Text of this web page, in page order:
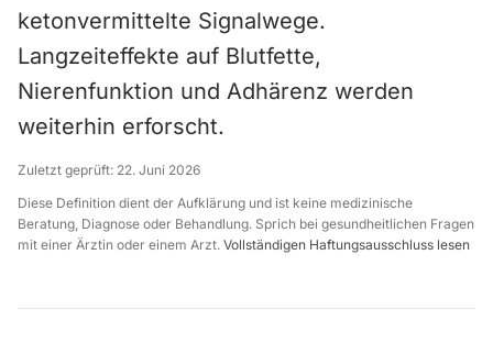
ketonvermittelte Signalwege.
Langzeiteffekte auf Blutfette,
Nierenfunktion und Adhärenz werden
weiterhin erforscht.
Zuletzt geprüft: 22. Juni 2026
Diese Definition dient der Aufklärung und ist keine medizinische
Beratung, Diagnose oder Behandlung. Sprich bei gesundheitlichen Fragen
mit einer Ärztin oder einem Arzt. Vollständigen Haftungsausschluss lesen